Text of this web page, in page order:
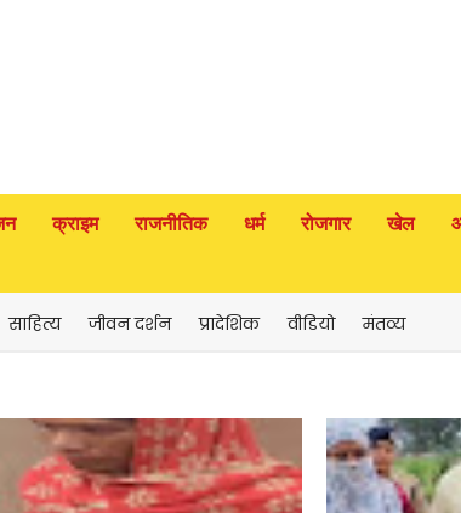
क्राइम राजनीतिक धर्म रोजगार खेल
साहित्य जीवन दर्शन प्रादेशिक वीडियो मंतव्य